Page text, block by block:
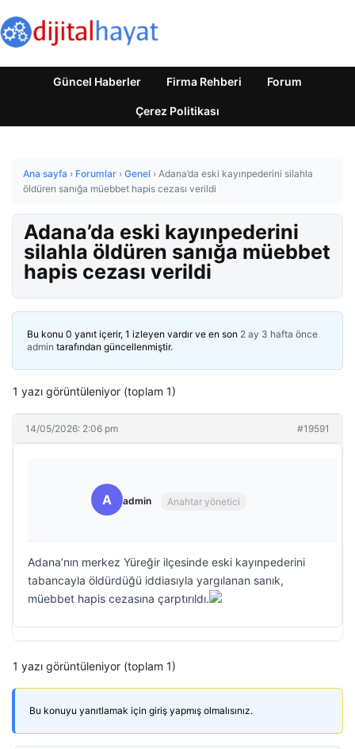
Güncel Haberler Firma Rehberi Forum
Çerez Politikası
Ana sayfa › Forumlar › Genel › Adana’da eski kayınpederini silahla
öldüren sanığa müebbet hapis cezası verildi
Adana’da eski kayınpederini
silahla öldüren sanığa müebbet
hapis cezası verildi
Bu konu 0 yanıt içerir, 1 izleyen vardır ve en son 2 ay 3 hafta önce
admin tarafından güncellenmiştir.
1 yazı görüntüleniyor (toplam 1)
14/05/2026: 2:06 pm #19591
A admin Anahtar yönetici
Adana’nın merkez Yüreğir ilçesinde eski kayınpederini
tabancayla öldürdüğü iddiasıyla yargılanan sanık,
müebbet hapis cezasına çarptırıldı.
1 yazı görüntüleniyor (toplam 1)
Bu konuyu yanıtlamak için giriş yapmış olmalısınız.